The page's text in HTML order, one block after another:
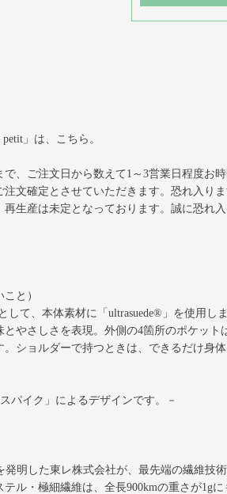
」は、こちら。
、ご注文日から数えて1～3営業日程度お
文確定とさせていただきます。恐れ入り
生産は未定となっております。誠に恐れ
と）
して、本体素材に「ultrasuede®」を使用し
やさしさを表現。外側の4箇所のポケット
ショルダーで持つときは、できるだけ身
パイク」によるデザインです。－
発明した東レ株式会社が、最先端の繊維技
ル・極細繊維は、全長900kmの重さが1g